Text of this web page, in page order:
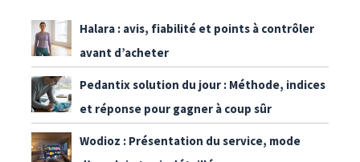
Halara : avis, fiabilité et points à contrôler
avant d’acheter
Pedantix solution du jour : Méthode, indices
et réponse pour gagner à coup sûr
Wodioz : Présentation du service, mode